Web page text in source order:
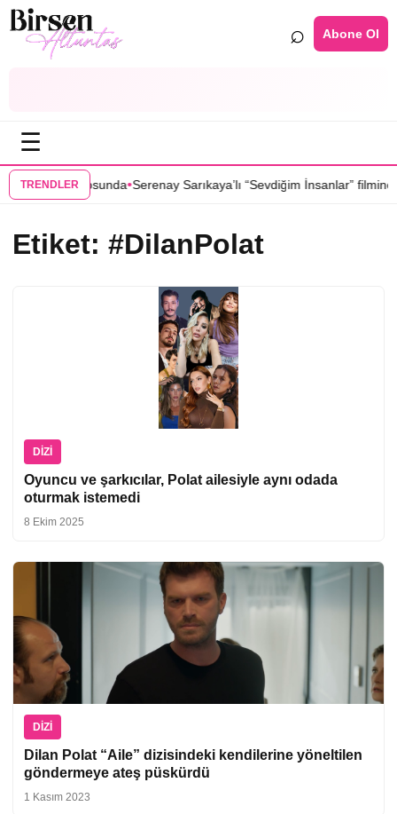
⌕ Abone Ol
☰
TRENDLER
dizisinin kadrosunda•Serenay Sarıkaya’lı “Sevdiğim İnsanlar”
Etiket: #DilanPolat
DIZI
Oyuncu ve şarkıcılar, Polat ailesiyle aynı odada
oturmak istemedi
8 Ekim 2025
DIZI
Dilan Polat “Aile” dizisindeki kendilerine yöneltilen
göndermeye ateş püskürdü
1 Kasım 2023